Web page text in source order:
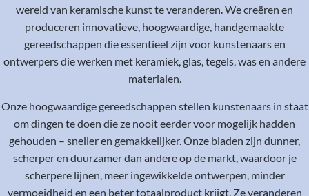
wereld van keramische kunst te veranderen. We creëren en
produceren innovatieve, hoogwaardige, handgemaakte
gereedschappen die essentieel zijn voor kunstenaars en
ontwerpers die werken met keramiek, glas, tegels, was en andere
materialen.
Onze hoogwaardige gereedschappen stellen kunstenaars in staat
om dingen te doen die ze nooit eerder voor mogelijk hadden
gehouden – sneller en gemakkelijker. Onze bladen zijn dunner,
scherper en duurzamer dan andere op de markt, waardoor je
scherpere lijnen, meer ingewikkelde ontwerpen, minder
vermoeidheid en een beter totaalproduct krijgt. Ze veranderen